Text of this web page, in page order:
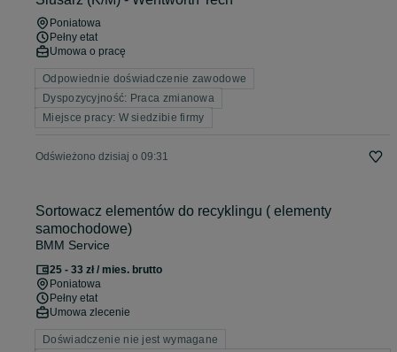
Poniatowa
Pełny etat
Umowa o pracę
Odpowiednie doświadczenie zawodowe
Dyspozycyjność: Praca zmianowa
Miejsce pracy: W siedzibie firmy
Odświeżono dzisiaj o 09:31
Sortowacz elementów do recyklingu ( elementy
samochodowe)
BMM Service
25 - 33 zł / mies. brutto
Poniatowa
Pełny etat
Umowa zlecenie
Doświadczenie nie jest wymagane